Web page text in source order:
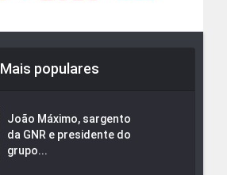
Mais populares
João Máximo, sargento
da GNR e presidente do
grupo...